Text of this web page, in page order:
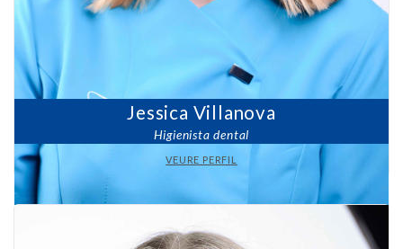
Jessica Villanova
Higienista dental
VEURE PERFIL